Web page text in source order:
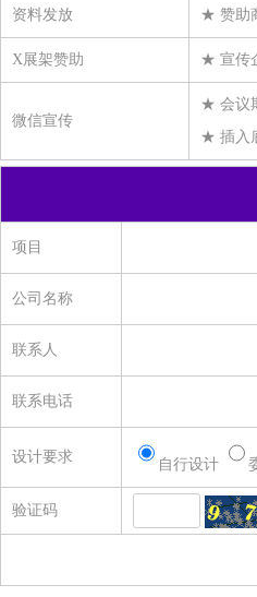
宿迁联盛科技股份
横店集团得邦工程塑
南京福邦特东方化工
上海神马工程塑料
中国石化长城能源化工（
福建兆绅环保科技
福建凯邦锦纶科技
广东新会美达锦纶股份
温州邦鹿化工有
资料发放 ★ 赞助
X展架赞助 ★ 宣传
微信宣传
★ 会议
★ 插入
项目
公司名称
联系人
联系电话
设计要求 自行设计
验证码